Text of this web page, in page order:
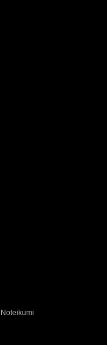
Noteikumi